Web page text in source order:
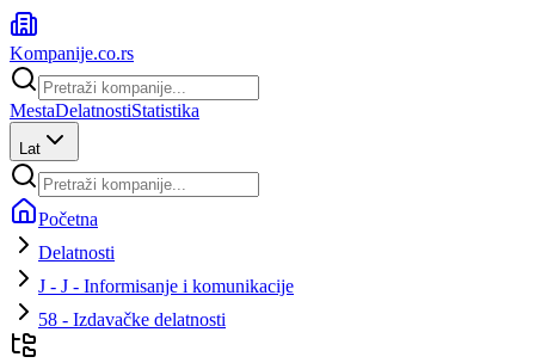
Kompanije.co.rs
MestaDelatnostiStatistika
Lat
Početna
Delatnosti
J - J - Informisanje i komunikacije
58 - Izdavačke delatnosti